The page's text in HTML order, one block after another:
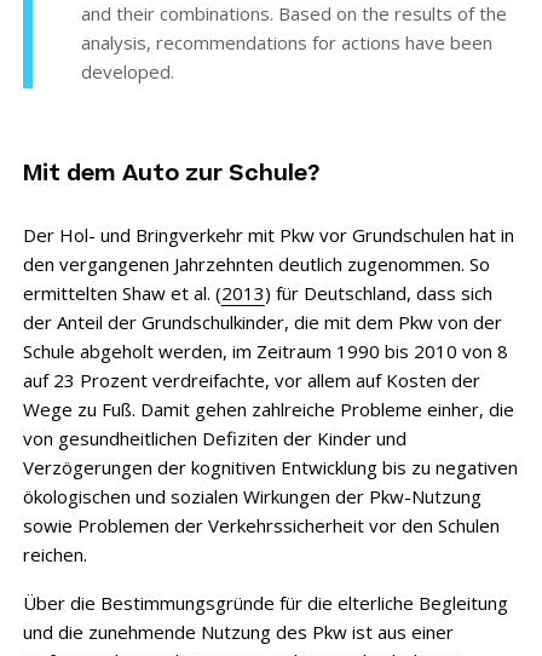
and their combinations. Based on the results of the
analysis, recommendations for actions have been
developed.
Mit dem Auto zur Schule?
Der Hol- und Bringverkehr mit Pkw vor Grundschulen hat in
den vergangenen Jahrzehnten deutlich zugenommen. So
ermittelten Shaw et al. (2013) für Deutschland, dass sich
der Anteil der Grundschulkinder, die mit dem Pkw von der
Schule abgeholt werden, im Zeitraum 1990 bis 2010 von 8
auf 23 Prozent verdreifachte, vor allem auf Kosten der
Wege zu Fuß. Damit gehen zahlreiche Probleme einher, die
von gesundheitlichen Defiziten der Kinder und
Verzögerungen der kognitiven Entwicklung bis zu negativen
ökologischen und sozialen Wirkungen der Pkw-Nutzung
sowie Problemen der Verkehrssicherheit vor den Schulen
reichen.
Über die Bestimmungsgründe für die elterliche Begleitung
und die zunehmende Nutzung des Pkw ist aus einer